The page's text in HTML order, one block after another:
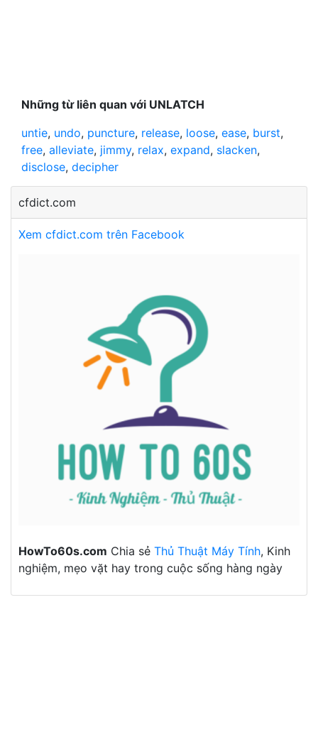
Những từ liên quan với UNLATCH
untie, undo, puncture, release, loose, ease, burst,
free, alleviate, jimmy, relax, expand, slacken,
disclose, decipher
cfdict.com
Xem cfdict.com trên Facebook
HowTo60s.com Chia sẻ Thủ Thuật Máy Tính, Kinh
nghiệm, mẹo vặt hay trong cuộc sống hàng ngày